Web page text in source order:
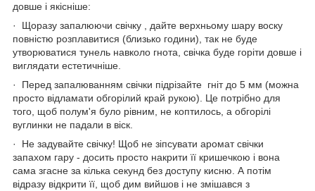
довше і якісніше:
· Щоразу запалюючи свічку , дайте верхньому шару воску
повністю розплавитися (близько години), так не буде
утворюватися тунель навколо гнота, свічка буде горіти довше і
виглядати естетичніше.
· Перед запалюванням свічки підрізайте гніт до 5 мм (можна
просто відламати обгорілий край рукою). Це потрібно для
того, щоб полум'я було рівним, не коптилось, а обгорілі
вуглинки не падали в віск.
· Не задувайте свічку! Щоб не зіпсувати аромат свічки
запахом гару - досить просто накрити її кришечкою і вона
сама згасне за кілька секунд без доступу кисню. А потім
відразу відкрити її, щоб дим вийшов і не змішався з